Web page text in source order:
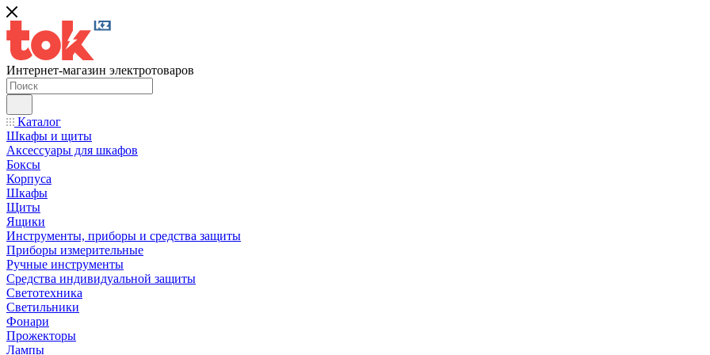
Интернет-магазин электротоваров
Каталог
Шкафы и щиты
Аксессуары для шкафов
Боксы
Корпуса
Шкафы
Щиты
Ящики
Инструменты, приборы и средства защиты
Приборы измерительные
Ручные инструменты
Средства индивидуальной защиты
Светотехника
Светильники
Фонари
Прожекторы
Лампы